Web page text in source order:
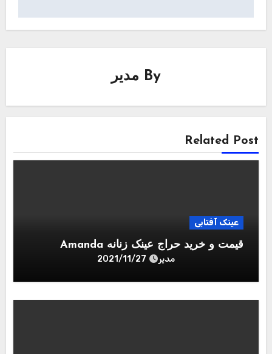
By مدیر
Related Post
عینک آفتابی
قیمت و خرید حراج عینک زنانه Amanda
مدیر 2021/11/27